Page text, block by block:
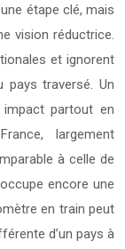
étape clé, mais
vision réductrice.
et ignorent
pays traversé. Un
partout en
largement
à celle de
encore une
en train peut
d’un pays à